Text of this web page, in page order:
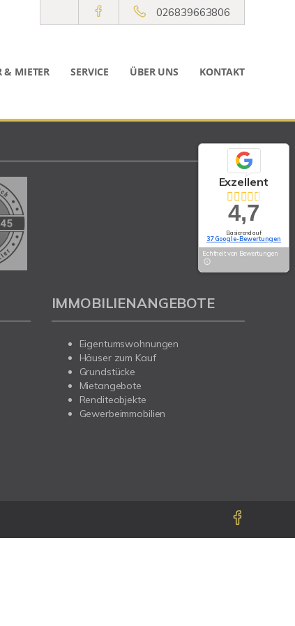
026839663806
& MIETER SERVICE ÜBER UNS KONTAKT
Exzellent
4,7
Basierend auf
37 Google-Bewertungen
Echtheit von Bewertungen
IMMOBILIENANGEBOTE
Eigentumswohnungen
Häuser zum Kauf
Grundstücke
Mietangebote
Renditeobjekte
Gewerbeimmobilien